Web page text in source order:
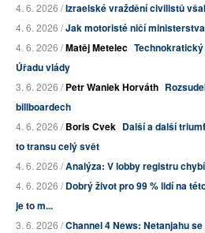
4. 6. 2026 /Izraelské vraždění civilistů
4. 6. 2026 /Jak motoristé ničí ministerstva
4. 6. 2026 /Matěj Metelec
Úřadu vlády
3. 6. 2026 /Petr Waniek Horváth
billboardech
4. 6. 2026 /Boris Cvek Další a další
to transu celý svět
4. 6. 2026 /Analýza: V lobby registru
4. 6. 2026 /Dobrý život pro 99 % lidí na
je to m...
3. 6. 2026 /Channel 4 News: Netanjahu